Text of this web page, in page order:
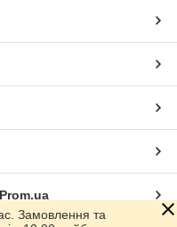
Prom.ua
Замовлення та